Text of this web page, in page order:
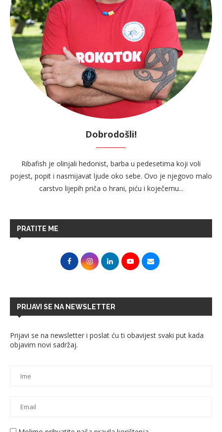
Dobrodošli!
Ribafish je olinjali hedonist, barba u pedesetima koji voli
pojest, popit i nasmijavat ljude oko sebe. Ovo je njegovo malo
carstvo lijepih priča o hrani, piću i koječemu...
PRATITE ME
PRIJAVI SE NA NEWSLETTER
Prijavi se na newsletter i poslat ću ti obavijest svaki put kada
objavim novi sadržaj.